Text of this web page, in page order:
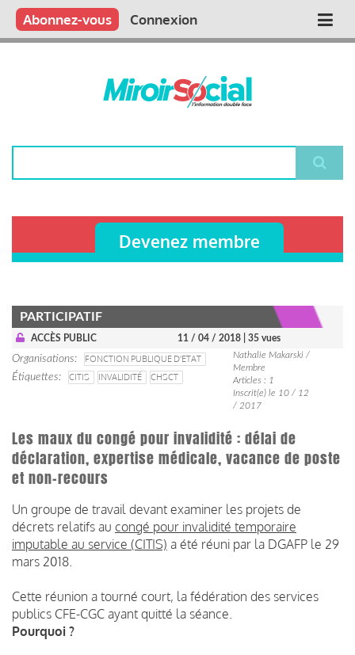
Aller
contenu
Main
Qui sommes nous ?
Vous publiez
Nous publions
Contactez-nous
Abonnez-vous Connexion
Devenez membre
PARTICIPATIF
ACCÈS PUBLIC 11 / 04 / 2018 | 35 vues
Organisations
FONCTION PUBLIQUE D'ETAT
Étiquettes
CITIS INVALIDITÉ CHSCT
Nathalie Makarski /
Membre
Articles : 1
Inscrit(e) le 10 / 12
/ 2017
Les maux du congé pour invalidité : délai de
déclaration, expertise médicale, vacance de poste
et non-recours
Un groupe de travail devant examiner les projets de
décrets relatifs au congé pour invalidité temporaire
imputable au service (CITIS) a été réuni par la DGAFP le 29
mars 2018.
Cette réunion a tourné court, la fédération des services
publics CFE-CGC ayant quitté la séance.
Pourquoi ?